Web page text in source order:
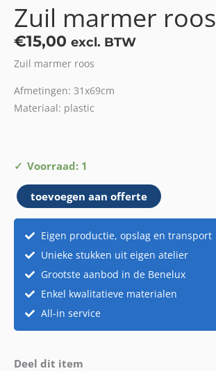
Zuil marmer roos
€15,00 excl. BTW
Zuil marmer roos
Afmetingen: 31x69cm
Materiaal: plastic
Voorraad: 1
Zuil
marmer
roos
aantal
toevoegen aan offerte
Eigen productie, opslag en transport
Unieke stukken uit eigen atelier
Grootste aanbod in de Benelux
Enkel kwalitatieve materialen
All-in service
Deel dit item